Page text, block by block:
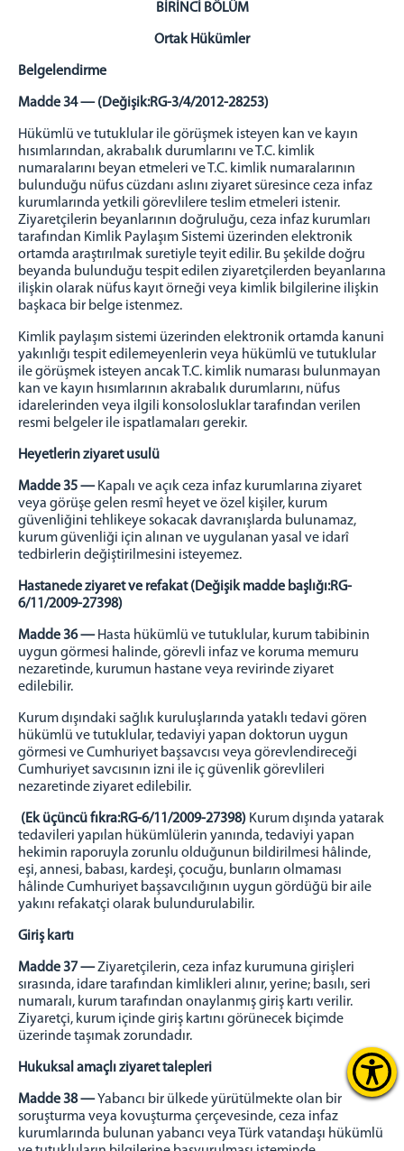
BİRİNCİ BÖLÜM
Ortak Hükümler
Belgelendirme
Madde 34 — (Değişik:RG-3/4/2012-28253)
Hükümlü ve tutuklular ile görüşmek isteyen kan ve kayın
hısımlarından, akrabalık durumlarını ve T.C. kimlik
numaralarını beyan etmeleri ve T.C. kimlik numaralarının
bulunduğu nüfus cüzdanı aslını ziyaret süresince ceza infaz
kurumlarında yetkili görevlilere teslim etmeleri istenir.
Ziyaretçilerin beyanlarının doğruluğu, ceza infaz kurumları
tarafından Kimlik Paylaşım Sistemi üzerinden elektronik
ortamda araştırılmak suretiyle teyit edilir. Bu şekilde doğru
beyanda bulunduğu tespit edilen ziyaretçilerden beyanlarına
ilişkin olarak nüfus kayıt örneği veya kimlik bilgilerine ilişkin
başkaca bir belge istenmez.
Kimlik paylaşım sistemi üzerinden elektronik ortamda kanuni
yakınlığı tespit edilemeyenlerin veya hükümlü ve tutuklular
ile görüşmek isteyen ancak T.C. kimlik numarası bulunmayan
kan ve kayın hısımlarının akrabalık durumlarını, nüfus
idarelerinden veya ilgili konsolosluklar tarafından verilen
resmi belgeler ile ispatlamaları gerekir.
Heyetlerin ziyaret usulü
Madde 35 — Kapalı ve açık ceza infaz kurumlarına ziyaret
veya görüşe gelen resmî heyet ve özel kişiler, kurum
güvenliğini tehlikeye sokacak davranışlarda bulunamaz,
kurum güvenliği için alınan ve uygulanan yasal ve idarî
tedbirlerin değiştirilmesini isteyemez.
Hastanede ziyaret ve refakat (Değişik madde başlığı:RG-
6/11/2009-27398)
Madde 36 — Hasta hükümlü ve tutuklular, kurum tabibinin
uygun görmesi halinde, görevli infaz ve koruma memuru
nezaretinde, kurumun hastane veya revirinde ziyaret
edilebilir.
Kurum dışındaki sağlık kuruluşlarında yataklı tedavi gören
hükümlü ve tutuklular, tedaviyi yapan doktorun uygun
görmesi ve Cumhuriyet başsavcısı veya görevlendireceği
Cumhuriyet savcısının izni ile iç güvenlik görevlileri
nezaretinde ziyaret edilebilir.
(Ek üçüncü fıkra:RG-6/11/2009-27398) Kurum dışında yatarak
tedavileri yapılan hükümlülerin yanında, tedaviyi yapan
hekimin raporuyla zorunlu olduğunun bildirilmesi hâlinde,
eşi, annesi, babası, kardeşi, çocuğu, bunların olmaması
hâlinde Cumhuriyet başsavcılığının uygun gördüğü bir aile
yakını refakatçi olarak bulundurulabilir.
Giriş kartı
Madde 37 —Ziyaretçilerin, ceza infaz kurumuna girişleri
sırasında, idare tarafından kimlikleri alınır, yerine; basılı, seri
numaralı, kurum tarafından onaylanmış giriş kartı verilir.
Ziyaretçi, kurum içinde giriş kartını görünecek biçimde
üzerinde taşımak zorundadır.
Hukuksal amaçlı ziyaret talepleri
Madde 38 —Yabancı bir ülkede yürütülmekte olan bir
soruşturma veya kovuşturma çerçevesinde, ceza infaz
kurumlarında bulunan yabancı veya Türk vatandaşı hükümlü